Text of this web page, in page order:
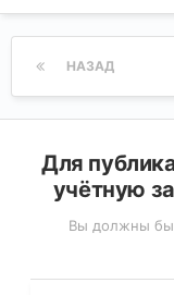
НАЗАД
Для
учётную
Вы должны